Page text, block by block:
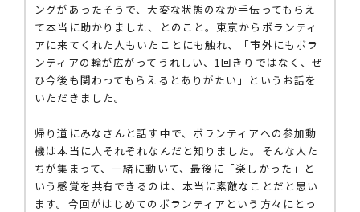
ングがあったそうで、大変な状態のなか手伝ってもらえ
て本当に助かりました、とのこと。東京からボランティ
アに来てくれた人もいたことにも触れ、「市外にもボラ
ンティアの輪が広がってうれしい、1回きりではなく、ぜ
ひ今後も関わってもらえるとありがたい」というお話を
いただきました。
帰り道にみなさんと話す中で、ボランティアへの参加動
機は本当に人それぞれなんだと知りました。そんな人た
ちが集まって、一緒に動いて、最後に「楽しかった」と
いう感覚を共有できるのは、本当に素敵なことだと思い
ます。今回がはじめてのボランティアという方々にとっ